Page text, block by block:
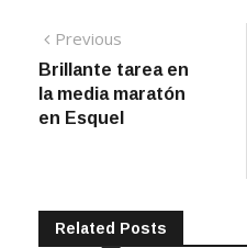
Navegación
de
entradas
Previous
post:
Brillante tarea en
la media maratón
en Esquel
Related Posts